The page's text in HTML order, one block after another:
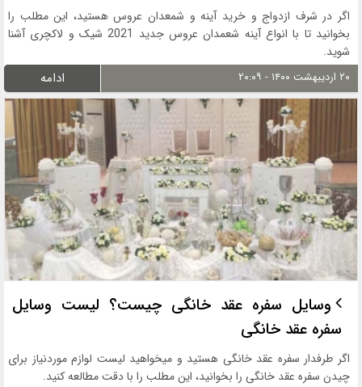
اگر در شرف ازدواج و خرید آینه و شمعدان عروس هستید، این مطلب را
بخوانید تا با انواع آینه شعمدان عروس جدید 2021 شیک و لاکچری آشنا
شوید.
۲۰ اردیبهشت ۱۴۰۰ - ۲۰:۰۹ ادامه
وسایل سفره عقد خانگی چیست؟ لیست وسایل
سفره عقد خانگی
اگر طرفدار سفره عقد خانگی هستید و میخواهید لیست لوازم موردنیاز برای
چیدن سفره عقد خانگی را بخوانید، این مطلب را با دقت مطالعه کنید.